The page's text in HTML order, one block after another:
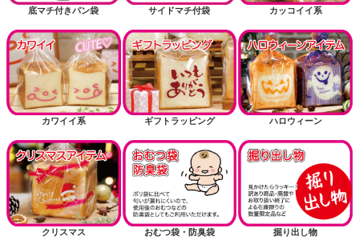
底マチ付きパン袋 サイドマチ付袋 カッコイイ系
カワイイ系 ギフトラッピング ハロウィーン
クリスマス おむつ袋・防臭袋 掘り出し物